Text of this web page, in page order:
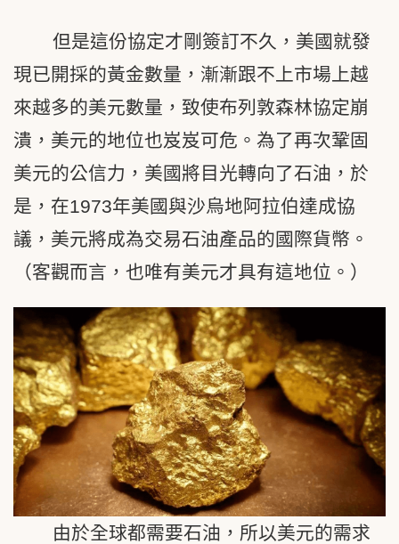
但是這份協定才剛簽訂不久，美國就發
現已開採的黃金數量，漸漸跟不上市場上越
來越多的美元數量，致使布列敦森林協定崩
潰，美元的地位也岌岌可危。為了再次鞏固
美元的公信力，美國將目光轉向了石油，於
是，在1973年美國與沙烏地阿拉伯達成協
議，美元將成為交易石油產品的國際貨幣。
（客觀而言，也唯有美元才具有這地位。）
由於全球都需要石油，所以美元的需求